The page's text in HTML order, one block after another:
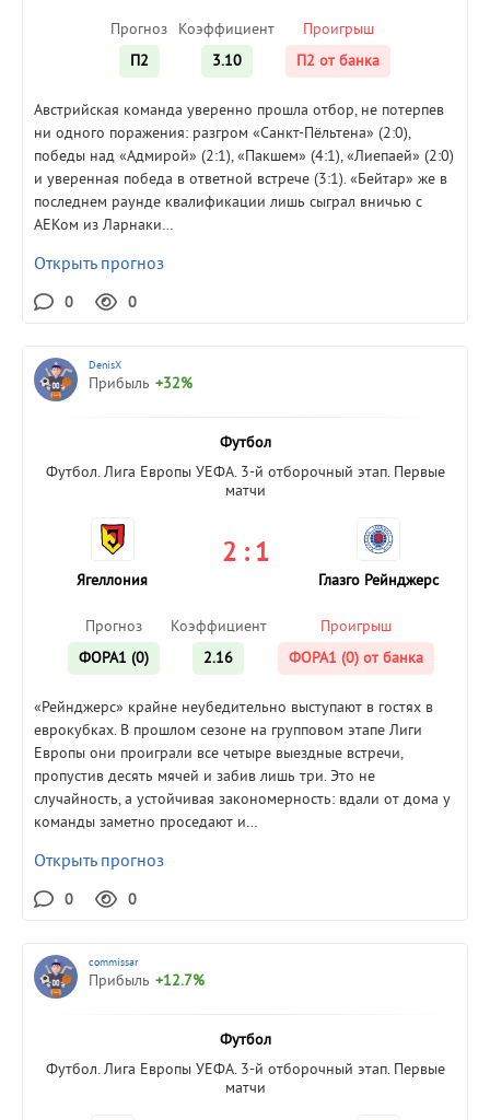
Прогноз
П2
Коэффициент
3.10
Проигрыш
П2 от банка
Австрийская команда уверенно прошла отбор, не потерпев
ни одного поражения: разгром «Санкт-Пёльтена» (2:0),
победы над «Адмирой» (2:1), «Пакшем» (4:1), «Лиепаей» (2:0)
и уверенная победа в ответной встрече (3:1). «Бейтар» же в
последнем раунде квалификации лишь сыграл вничью с
АЕКом из Ларнаки…
Открыть прогноз
0 0
DenisX
Прибыль +32%
Футбол
Футбол. Лига Европы УЕФА. 3-й отборочный этап. Первые
матчи
Ягеллония
2 : 1
Глазго Рейнджерс
Прогноз
ФОРА1 (0)
Коэффициент
2.16
Проигрыш
ФОРА1 (0) от банка
«Рейнджерс» крайне неубедительно выступают в гостях в
еврокубках. В прошлом сезоне на групповом этапе Лиги
Европы они проиграли все четыре выездные встречи,
пропустив десять мячей и забив лишь три. Это не
случайность, а устойчивая закономерность: вдали от дома у
команды заметно проседают и…
Открыть прогноз
0 0
commissar
Прибыль +12.7%
Футбол
Футбол. Лига Европы УЕФА. 3-й отборочный этап. Первые
матчи